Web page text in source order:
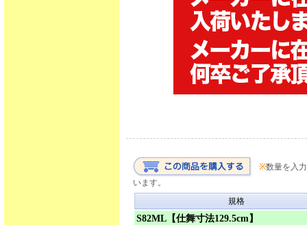
※数量を入
います。
規格
S82ML【仕舞寸法129.5cm】